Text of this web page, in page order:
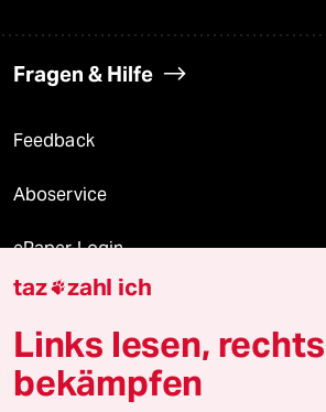
Fragen & Hilfe
Feedback
Aboservice
ePaper Login
Downloads für Abonnierende
© 2026 taz Verlags und Vertriebs GmbH
taz zahl ich
Links lesen, rechts
bekämpfen